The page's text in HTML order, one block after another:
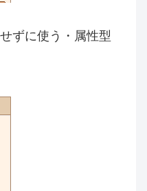
ずに使う・属性型